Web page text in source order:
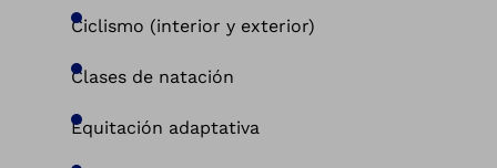
Ciclismo (interior y exterior)
Clases de natación
Equitación adaptativa